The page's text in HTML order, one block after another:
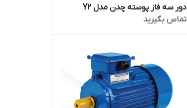
دور سه فاز پوسته چدن مدل Y2
ترمینال بالا
تماس بگیرید